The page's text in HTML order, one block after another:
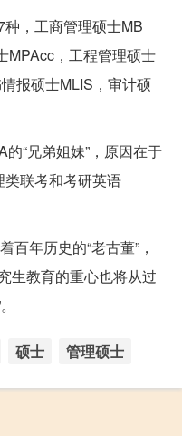
，工商管理硕士MB
MPAcc，工程管理硕士
报硕士MLIS，审计硕
“兄弟姐妹”，原因在于
联考和考研英语
年历史的“老古董”，
生教育的重心也将从过
硕士 管理硕士